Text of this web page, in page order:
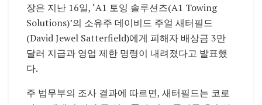
장은 지난 16일, ‘A1 토잉 솔루션즈(A1 Towing
Solutions)’의 소유주 데이비드 주얼 새터필드
(David Jewel Satterfield)에게 피해자 배상금 3만
달러 지급과 영업 제한 명령이 내려졌다고 발표했
다.
주 법무부의 조사 결과에 따르면, 새터필드는 코로